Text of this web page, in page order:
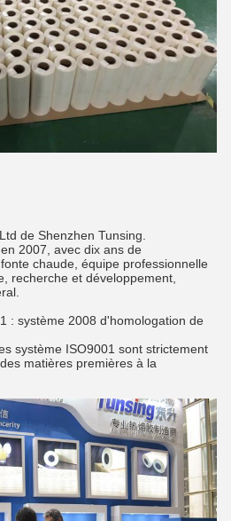
de Shenzhen Tunsing.
2007, avec dix ans de
chaude, équipe professionnelle
recherche et développement,
: système 2008 d'homologation de
système ISO9001 sont strictement
matières premières à la